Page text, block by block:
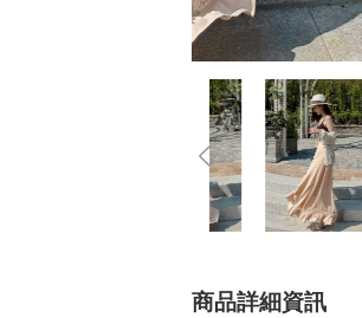
商品詳細資訊